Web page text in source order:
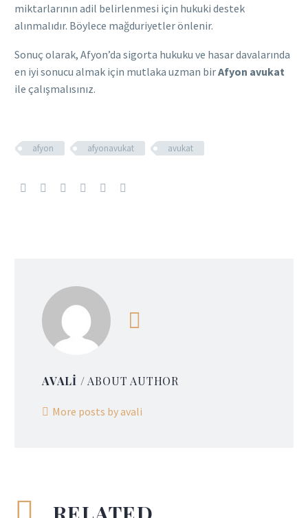
miktarlarının adil belirlenmesi için hukuki destek
alınmalıdır. Böylece mağduriyetler önlenir.
Sonuç olarak, Afyon’da sigorta hukuku ve hasar davalarında
en iyi sonucu almak için mutlaka uzman birAfyon avukat
ile çalışmalısınız.
afyon afyonavukat avukat
AVALI / ABOUT AUTHOR
More posts by avali